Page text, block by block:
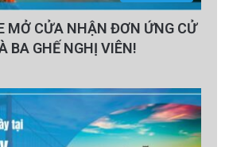
MỞ CỬA NHẬN ĐƠN ỨNG CỬ
BA GHẾ NGHỊ VIÊN!